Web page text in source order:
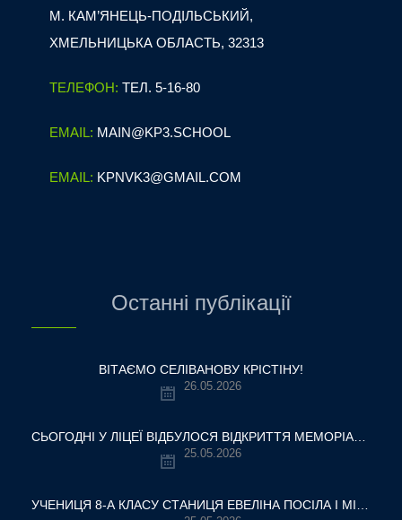
М. КАМ’ЯНЕЦЬ-ПОДІЛЬСЬКИЙ,
ХМЕЛЬНИЦЬКА ОБЛАСТЬ, 32313
ТЕЛЕФОН: ТЕЛ. 5-16-80
EMAIL: MAIN@KP3.SCHOOL
EMAIL: KPNVK3@GMAIL.COM
Останні публікації
ВІТАЄМО СЕЛІВАНОВУ КРІСТІНУ!
26.05.2026
СЬОГОДНІ У ЛІЦЕЇ ВІДБУЛОСЯ ВІДКРИТТЯ МЕМОРІАЛЬНОЇ ДОШКИ НАШОМУ ВЧИТЕЛЮ, ГЕРОЮ УКРАЇНИ — ОЛЕКСАНДРУ ВІТАЛІЙОВИЧУ ШУМЛЯКОВСЬКОМУ.
25.05.2026